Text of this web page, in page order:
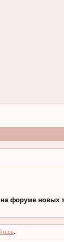
форуме новых
.